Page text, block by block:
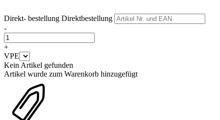
Direkt- bestellung Direktbestellung
-
+
VPE
Kein Artikel gefunden
Artikel wurde zum Warenkorb hinzugefügt